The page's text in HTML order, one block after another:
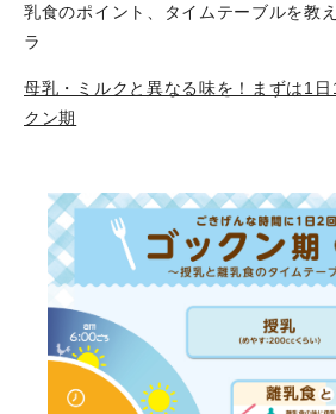
乳食のポイント、タイムテーブルを教
ラ
母乳・ミルクと異なる味を！まずは1
クン期